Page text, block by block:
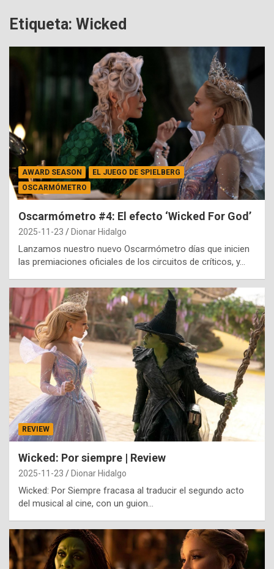
Etiqueta: Wicked
AWARD SEASON
EL JUEGO DE SPIELBERG
OSCARMÓMETRO
Oscarmómetro #4: El efecto ‘Wicked For God’
2025-11-23 Dionar Hidalgo
Lanzamos nuestro nuevo Oscarmómetro días que inicien
las premiaciones oficiales de los circuitos de críticos, y…
REVIEW
Wicked: Por siempre | Review
2025-11-23 Dionar Hidalgo
Wicked: Por Siempre fracasa al traducir el segundo acto
del musical al cine, con un guion…